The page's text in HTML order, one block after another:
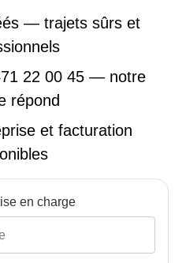
— trajets sûrs et
22 00 45 — notre
répond
et facturation
en charge